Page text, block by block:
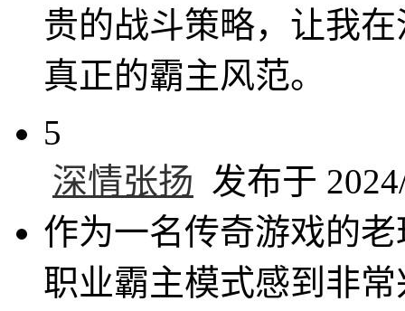
贵的战斗策略，让我
真正的霸主风范。
5
深情张扬 发布于
作为一名传奇游戏的
职业霸主模式感到非